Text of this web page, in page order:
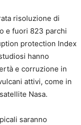
risoluzione di
e fuori 823 parchi
protection Index
hanno
e corruzione in
attivi, come in
Nasa.
saranno